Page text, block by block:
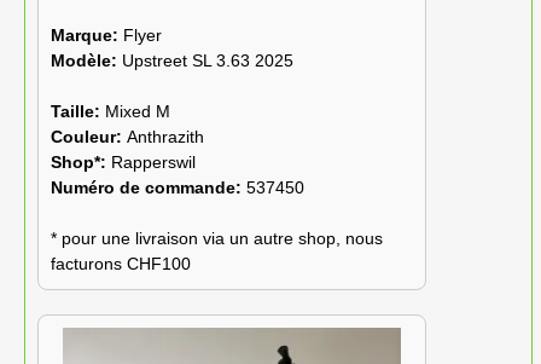
Marque: Flyer
Modèle: Upstreet SL 3.63 2025
Taille: Mixed M
Couleur: Anthrazith
Shop*: Rapperswil
Numéro de commande: 537450
* pour une livraison via un autre shop, nous
facturons CHF100